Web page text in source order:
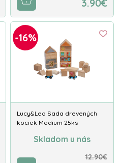
3.90€
-16%
Lucy&Leo Sada drevených
kociek Medium 25ks
Skladom u nás
12.90€